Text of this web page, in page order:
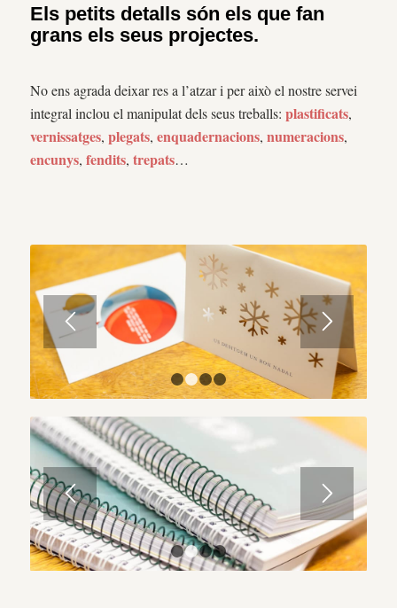
Els petits detalls són els que fan
grans els seus projectes.
No ens agrada deixar res a l’atzar i per això el nostre servei
integral inclou el manipulat dels seus treballs: plastificats,
vernissatges, plegats, enquadernacions, numeracions,
encunys, fendits, trepats…
1 2 3
1 2 3 4